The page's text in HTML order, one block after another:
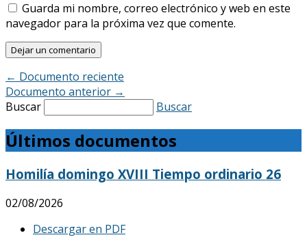
Guarda mi nombre, correo electrónico y web en este
navegador para la próxima vez que comente.
← Documento reciente
Documento anterior →
Buscar
Buscar
Últimos documentos
Homilía domingo XVIII Tiempo ordinario 26
02/08/2026
Descargar en PDF